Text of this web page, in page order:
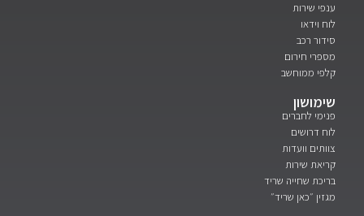
ענפי שירות
לוח וידאו
סידור רכב
מספרי חירום
קלפי ממוחשב
שימושון
פנימי לחברים
לוח דרושים
צוותים וועדות
קריאת שירות
בריכת שחייה שריד
מגזין ״כאן שריד״